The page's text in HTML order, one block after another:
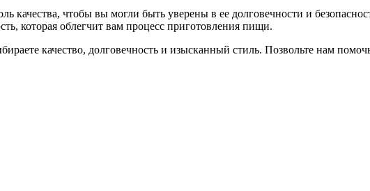
качества, чтобы вы могли быть уверены в ее долговечности и
которая облегчит вам процесс приготовления пищи.
качество, долговечность и изысканный стиль. Позвольте нам